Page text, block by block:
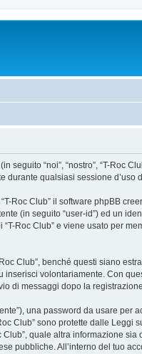
“noi”, “nostro”, “T-Roc
durante qualsiasi sessione d’uso
Roc Club” il software phpBB
(in seguito “user-id”) ed un
Roc Club” e viene usato per
Club”, benché questi siano
volontariamente. Con
di messaggi dopo la
una password da usare
Club” sono protette dalle
quale altra informazione
pubbliche. All’interno del tuo